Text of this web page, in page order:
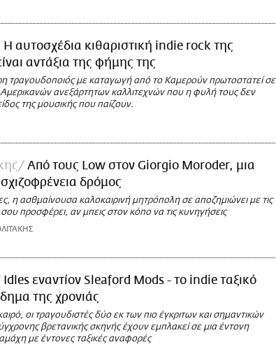
H αυτοσχέδια κιθαριστική indie rock της
αντάξια της φήμης της
τραγουδοποιός με καταγωγή από το Καμερούν πρωτοστατεί σε
Αμερικανών ανεξάρτητων καλλιτεχνών που η φυλή τους δεν
της μουσικής που παίζουν.
Από τους Low στον Giorgio Moroder, μια
δρόμος
η ασθμαίνουσα καλοκαιρινή μητρόπολη σε αποζημιώνει με τις
προσφέρει, αν μπεις στον κόπο να τις κυνηγήσεις
Idles εναντίον Sleaford Mods - το indie ταξικό
της χρονιάς
οι τραγουδιστές δύο εκ των πιο έγκριτων και σημαντικών
βρετανικής σκηνής έχουν εμπλακεί σε μια έντονη
με έντονες ταξικές αναφορές